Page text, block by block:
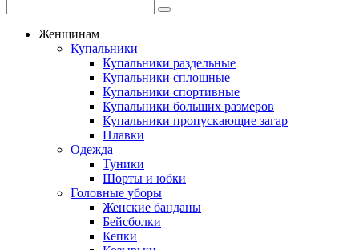
Женщинам
Купальники
Купальники раздельные
Купальники сплошные
Купальники спортивные
Купальники больших размеров
Купальники пропускающие загар
Плавки
Одежда
Туники
Шорты и юбки
Головные уборы
Женские банданы
Бейсболки
Кепки